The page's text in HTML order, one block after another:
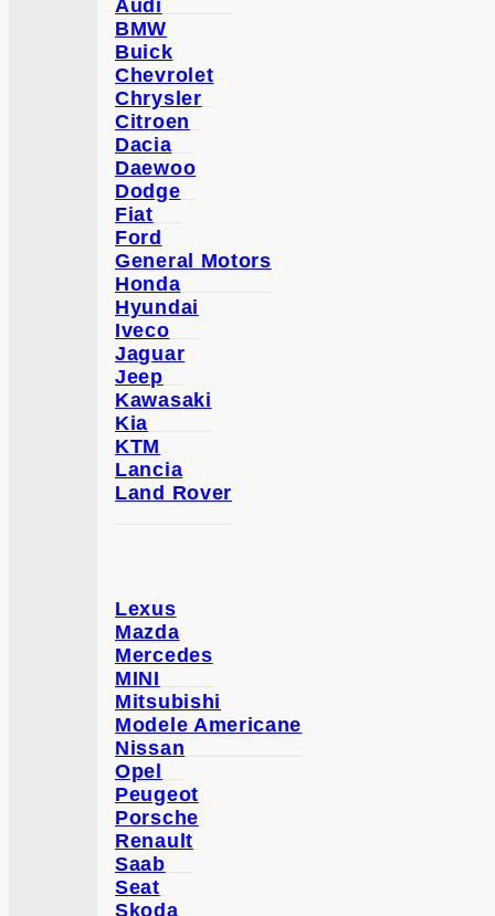
Audi
BMW
Buick
Chevrolet
Chrysler
Citroen
Dacia
Daewoo
Dodge
Fiat
Ford
General Motors
Honda
Hyundai
Iveco
Jaguar
Jeep
Kawasaki
Kia
KTM
Lancia
Land Rover
Lexus
Mazda
Mercedes
MINI
Mitsubishi
Modele Americane
Nissan
Opel
Peugeot
Porsche
Renault
Saab
Seat
Skoda